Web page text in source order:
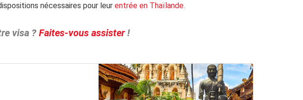
nécessaires pour leur entrée en Thaïlande.
visa ? Faites-vous assister!